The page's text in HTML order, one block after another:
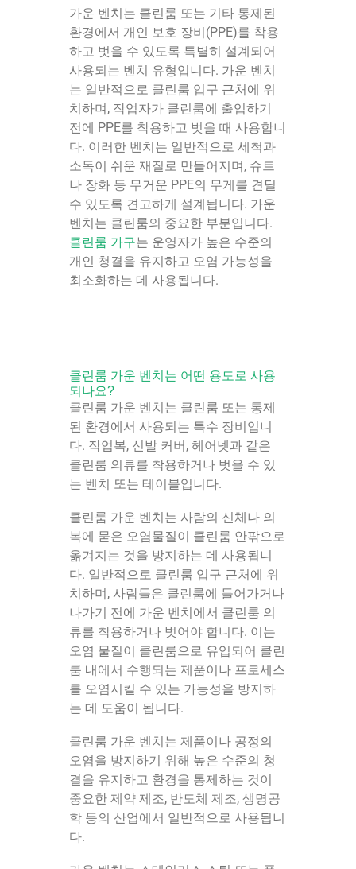
가운 벤치는 클린룸 또는 기타 통제된
환경에서 개인 보호 장비(PPE)를 착용
하고 벗을 수 있도록 특별히 설계되어
사용되는 벤치 유형입니다. 가운 벤치
는 일반적으로 클린룸 입구 근처에 위
치하며, 작업자가 클린룸에 출입하기
전에 PPE를 착용하고 벗을 때 사용합니
다. 이러한 벤치는 일반적으로 세척과
소독이 쉬운 재질로 만들어지며, 슈트
나 장화 등 무거운 PPE의 무게를 견딜
수 있도록 견고하게 설계됩니다. 가운
벤치는 클린룸의 중요한 부분입니다.
클린룸 가구는 운영자가 높은 수준의
개인 청결을 유지하고 오염 가능성을
최소화하는 데 사용됩니다.
클린룸 가운 벤치는 어떤 용도로 사용
되나요?
클린룸 가운 벤치는 클린룸 또는 통제
된 환경에서 사용되는 특수 장비입니
다. 작업복, 신발 커버, 헤어넷과 같은
클린룸 의류를 착용하거나 벗을 수 있
는 벤치 또는 테이블입니다.
클린룸 가운 벤치는 사람의 신체나 의
복에 묻은 오염물질이 클린룸 안팎으로
옮겨지는 것을 방지하는 데 사용됩니
다. 일반적으로 클린룸 입구 근처에 위
치하며, 사람들은 클린룸에 들어가거나
나가기 전에 가운 벤치에서 클린룸 의
류를 착용하거나 벗어야 합니다. 이는
오염 물질이 클린룸으로 유입되어 클린
룸 내에서 수행되는 제품이나 프로세스
를 오염시킬 수 있는 가능성을 방지하
는 데 도움이 됩니다.
클린룸 가운 벤치는 제품이나 공정의
오염을 방지하기 위해 높은 수준의 청
결을 유지하고 환경을 통제하는 것이
중요한 제약 제조, 반도체 제조, 생명공
학 등의 산업에서 일반적으로 사용됩니
다.